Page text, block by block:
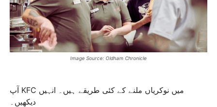
Image Source: Oldham Chronicle
آپ KFC میں نوکریاں ملنے کے کئی طریقے ہیں۔ انہیں
دیکھیں۔